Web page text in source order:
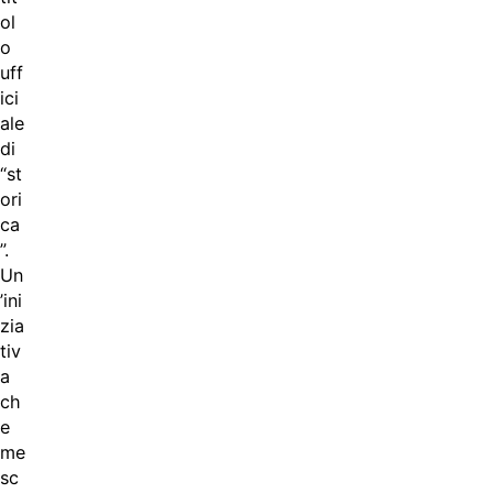
ol
o
uff
ici
ale
di
“st
ori
ca
”.
Un
’ini
zia
tiv
a
ch
e
me
sc